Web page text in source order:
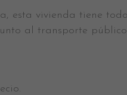
esta vivienda tiene
al transporte